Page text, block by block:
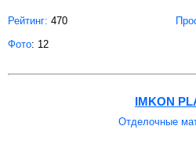
Рейтинг: 470
Фото: 12
IMKON
Отделочные